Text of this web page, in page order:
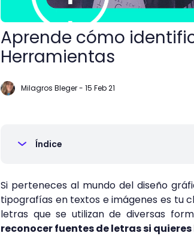
Aprende cómo
Herramientas
Milagros Bleger- 15 Feb 21
Índice
Si perteneces al mundo del diseño
tipografías en textos e imágenes es tu
letras que se utilizan de diversas
reconocer fuentes de letras si